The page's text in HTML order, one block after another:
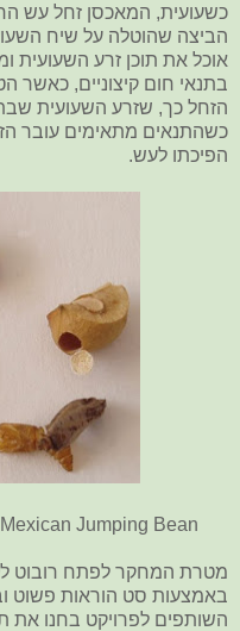
כשעועית, המאכסן זחל עש
הביצה שהוטלה על שיח
אוכל את תוכן זרע
בתנאי חום קיצוניים, כאשר
הזחל כך, שזרע השעועית
כשהתנאים מתאימים עובר
הפיכתו לעש.
Mexican Jumping Bean התמונה באדיבות Ahmed.yosri
מטרת המחקר לפתח רובוט
באמצעות סט הוראות פשוט
השותפים לפרויקט בחנו את